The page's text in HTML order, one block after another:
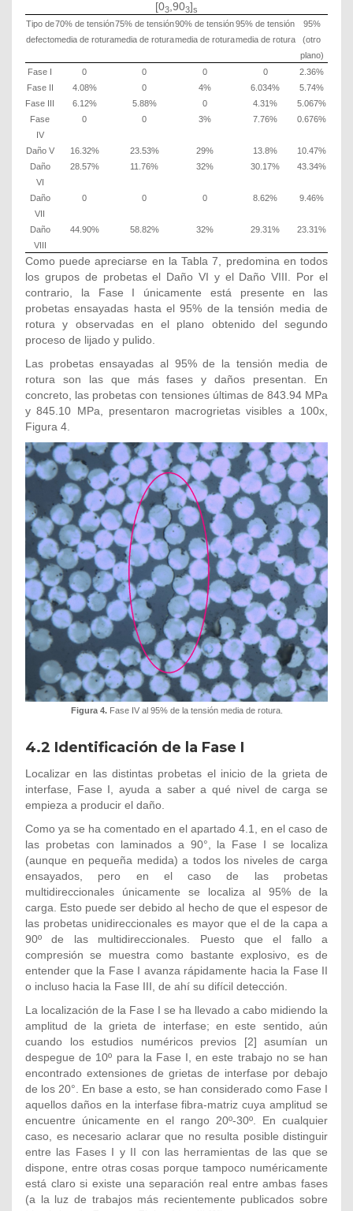
[03,903]s
Tipo de
defecto
70% de tensión
media de rotura
75% de tensión
media de rotura
90% de tensión
media de rotura
95% de tensión
media de rotura
95%
(otro
plano)
Fase I
0 0 0 0
2.36%
Fase II
4.08% 0 4% 6.034%
5.74%
Fase III
6.12% 5.88% 0 4.31%
5.067%
Fase
IV
0 0 3% 7.76% 0.676%
Daño V 16.32% 23.53% 29% 13.8%
10.47%
Daño
VI
28.57% 11.76% 32% 30.17% 43.34%
Daño
VII
0 0 0 8.62% 9.46%
Daño
VIII
44.90% 58.82% 32% 29.31% 23.31%
Como puede apreciarse en la Tabla 7, predomina en todos
los grupos de probetas el Daño VI y el Daño VIII. Por el
contrario, la Fase I únicamente está presente en las
probetas ensayadas hasta el 95% de la tensión media de
rotura y observadas en el plano obtenido del segundo
proceso de lijado y pulido.
Las probetas ensayadas al 95% de la tensión media de
rotura son las que más fases y daños presentan. En
concreto, las probetas con tensiones últimas de 843.94 MPa
y 845.10 MPa, presentaron macrogrietas visibles a 100x,
Figura 4.
Figura 4.Fase IV al 95% de la tensión media de rotura.
4.2 Identificación de la Fase I
Localizar en las distintas probetas el inicio de la grieta de
interfase, Fase I, ayuda a saber a qué nivel de carga se
empieza a producir el daño.
Como ya se ha comentado en el apartado 4.1, en el caso de
las probetas con laminados a 90°, la Fase I se localiza
(aunque en pequeña medida) a todos los niveles de carga
ensayados, pero en el caso de las probetas
multidireccionales únicamente se localiza al 95% de la
carga. Esto puede ser debido al hecho de que el espesor de
las probetas unidireccionales es mayor que el de la capa a
90º de las multidireccionales. Puesto que el fallo a
compresión se muestra como bastante explosivo, es de
entender que la Fase I avanza rápidamente hacia la Fase II
o incluso hacia la Fase III, de ahí su difícil detección.
La localización de la Fase I se ha llevado a cabo midiendo la
amplitud de la grieta de interfase; en este sentido, aún
cuando los estudios numéricos previos [2] asumían un
despegue de 10º para la Fase I, en este trabajo no se han
encontrado extensiones de grietas de interfase por debajo
de los 20°. En base a esto, se han considerado como Fase I
aquellos daños en la interfase fibra-matriz cuya amplitud se
encuentre únicamente en el rango 20º-30º. En cualquier
caso, es necesario aclarar que no resulta posible distinguir
entre las Fases I y II con las herramientas de las que se
dispone, entre otras cosas porque tampoco numéricamente
está claro si existe una separación real entre ambas fases
(a la luz de trabajos más recientemente publicados sobre